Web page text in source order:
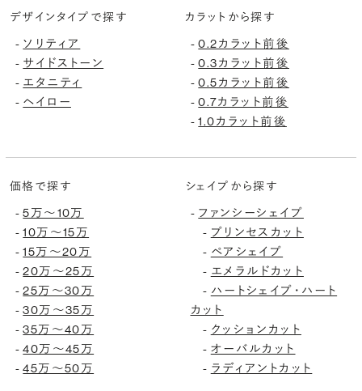
デザインタイプで探す
- ソリティア
- サイドストーン
- エタニティ
- ヘイロー
カラットから探す
-0.2カラット前後
-0.3カラット前後
-0.5カラット前後
-0.7カラット前後
-1.0カラット前後
価格で探す
-5万〜10万
-10万〜15万
-15万〜20万
-20万〜25万
-25万〜30万
-30万〜35万
-35万〜40万
-40万〜45万
-45万〜50万
シェイプから探す
- ファンシーシェイプ
- プリンセスカット
- ペアシェイプ
- エメラルドカット
- ハートシェイプ・ハート
カット
- クッションカット
- オーバルカット
- ラディアントカット